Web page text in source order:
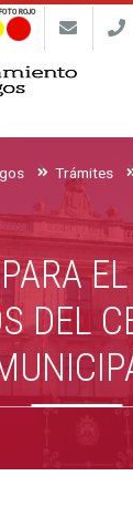
ROJO
Trámites
DEL